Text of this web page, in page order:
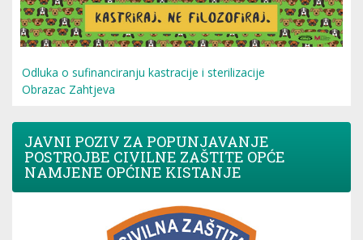
Odluka o sufinanciranju kastracije i sterilizacije
Obrazac Zahtjeva
JAVNI POZIV ZA POPUNJAVANJE
POSTROJBE CIVILNE ZAŠTITE OPĆE
NAMJENE OPĆINE KISTANJE